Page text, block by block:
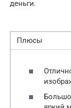
деньги.
Плюсы